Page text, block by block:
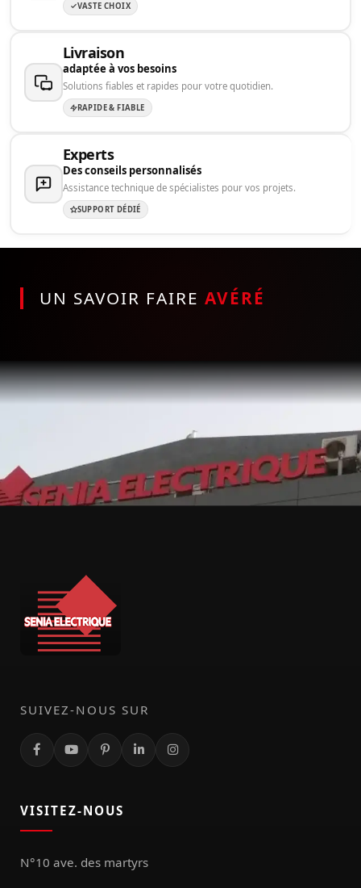
VASTE CHOIX
Livraison
adaptée à vos besoins
Solutions fiables et rapides pour votre quotidien.
RAPIDE & FIABLE
Experts
Des conseils personnalisés
Assistance technique de spécialistes pour vos projets.
SUPPORT DÉDIÉ
UN SAVOIR FAIRE AVÉRÉ
SUIVEZ-NOUS SUR
VISITEZ-NOUS
N°10 ave. des martyrs